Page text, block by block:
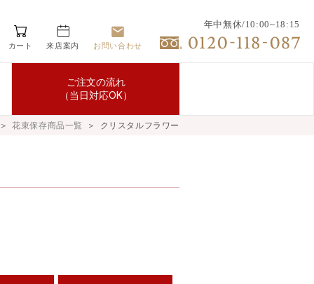
カート 来店案内 お問い合わせ
年中無休/10:00~18:15
ご注文の流れ
（当日対応OK）
花束保存商品一覧 ＞ クリスタルフラワー